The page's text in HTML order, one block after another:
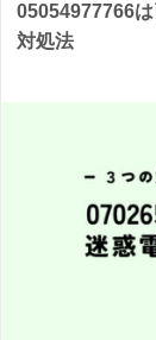
05054977766
対処法